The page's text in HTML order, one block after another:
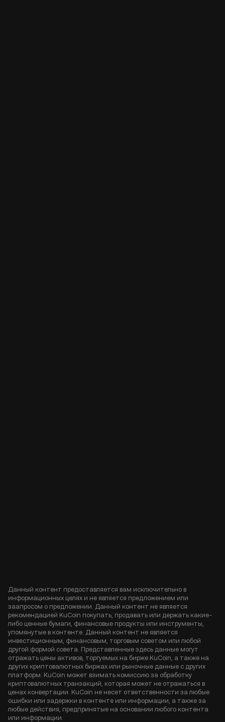
Данный контент предоставляется вам исключительно в
информационных целях и не является предложением или
заапросом о предложении. Данный контент не является
рекомендацией KuCoin покупать, продавать или держать какие-
либо ценные бумаги, финансовые продукты или инструменты,
упомянутые в контенте. Данный контент не является
инвестиционным, финансовым, торговым советом или любой
другой формой совета. Представленные здесь данные могут
отражать цены активов, торгуемых на бирже KuCoin, а также на
других криптовалютных биржах или рыночные данные с других
платформ. KuCoin может взимать комиссию за обработку
криптовалютных транзакций, которая может не отражаться в
ценах конвертации. KuCoin не несет ответственности за любые
ошибки или задержки в контенте или информации, а также за
любые действия, предпринятые на основании любого контента
или информации.